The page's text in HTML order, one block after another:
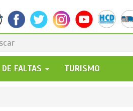
FALTAS TURISMO